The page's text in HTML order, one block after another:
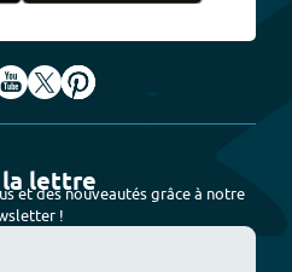
la lettre
et des nouveautés grâce à notre
!